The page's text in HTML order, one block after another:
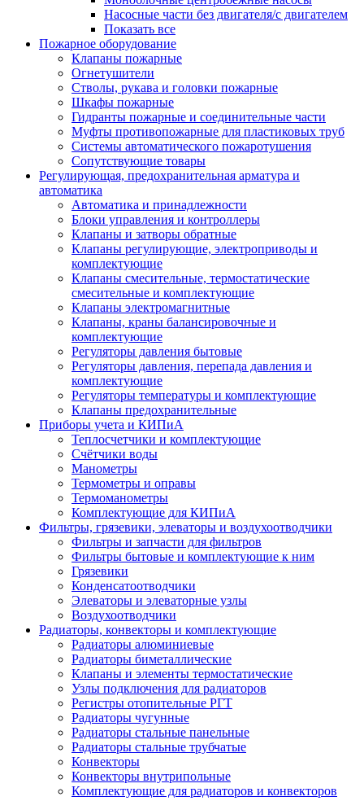
Насосные части без двигателя/с двигателем
Показать все
Пожарное оборудование
Клапаны пожарные
Огнетушители
Стволы, рукава и головки пожарные
Шкафы пожарные
Гидранты пожарные и соединительные части
Муфты противопожарные для пластиковых труб
Системы автоматического пожаротушения
Сопутствующие товары
Регулирующая, предохранительная арматура и
автоматика
Автоматика и принадлежности
Блоки управления и контроллеры
Клапаны и затворы обратные
Клапаны регулирующие, электроприводы и
комплектующие
Клапаны смесительные, термостатические
смесительные и комплектующие
Клапаны электромагнитные
Клапаны, краны балансировочные и
комплектующие
Регуляторы давления бытовые
Регуляторы давления, перепада давления и
комплектующие
Регуляторы температуры и комплектующие
Клапаны предохранительные
Приборы учета и КИПиА
Теплосчетчики и комплектующие
Счётчики воды
Манометры
Термометры и оправы
Термоманометры
Комплектующие для КИПиА
Фильтры, грязевики, элеваторы и воздухоотводчики
Фильтры и запчасти для фильтров
Фильтры бытовые и комплектующие к ним
Грязевики
Конденсатоотводчики
Элеваторы и элеваторные узлы
Воздухоотводчики
Радиаторы, конвекторы и комплектующие
Радиаторы алюминиевые
Радиаторы биметаллические
Клапаны и элементы термостатические
Узлы подключения для радиаторов
Регистры отопительные РГТ
Радиаторы чугунные
Радиаторы стальные панельные
Радиаторы стальные трубчатые
Конвекторы
Конвекторы внутрипольные
Комплектующие для радиаторов и конвекторов